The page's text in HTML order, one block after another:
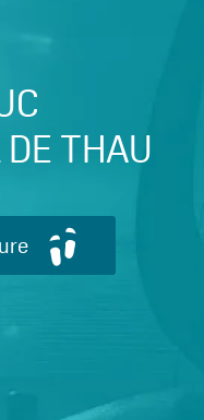
DE THAU